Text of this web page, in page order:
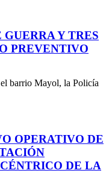
GUERRA Y TRES
PREVENTIVO
barrio Mayol, la Policía
OPERATIVO DE
DE LA